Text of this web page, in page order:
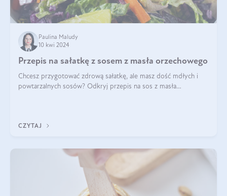
Paulina Maludy
10 kwi 2024
Przepis na sałatkę z sosem z masła orzechowego
Chcesz przygotować zdrową sałatkę, ale masz dość mdłych i
powtarzalnych sosów? Odkryj przepis na sos z masła
CZYTAJ